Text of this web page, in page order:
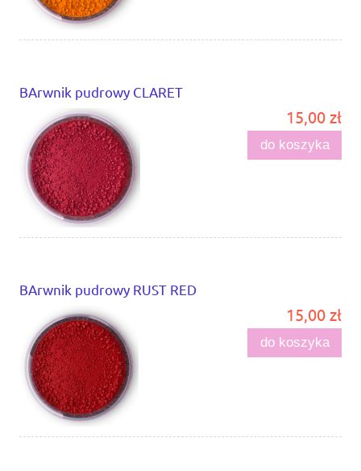
BArwnik pudrowy CLARET
15,00 zł
do koszyka
BArwnik pudrowy RUST RED
15,00 zł
do koszyka